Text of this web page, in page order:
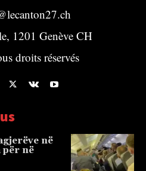
1201 Genève CH
droits réservés
në
për në